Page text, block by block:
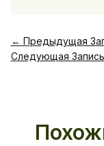
← Предыдущая
Следующая Запись